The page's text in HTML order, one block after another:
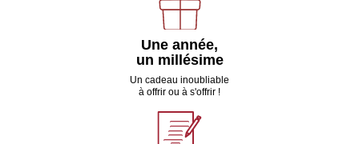
Une année,
un millésime
Un cadeau inoubliable
à offrir ou à s'offrir !